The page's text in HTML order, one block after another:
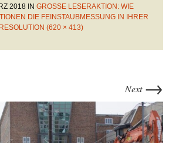
2018 IN GROSSE LESERAKTION: WIE M
DIE FEINSTAUBMESSUNG IN IHRER S
(620 × 413)
Next →